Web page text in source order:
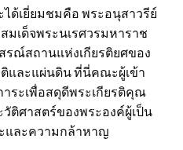
เยี่ยมชมคือ พระอนุสาวรีย์
เด็จพระนเรศวรมหาราช
รณ์สถานแห่งเกียรติยศของ
ติและแผ่นดิน ที่นี่คณะผู้เข้า
ระเพื่อสดุดีพระเกียรติคุณ
ติศาสตร์ของพระองค์ผู้เป็น
และความกล้าหาญ